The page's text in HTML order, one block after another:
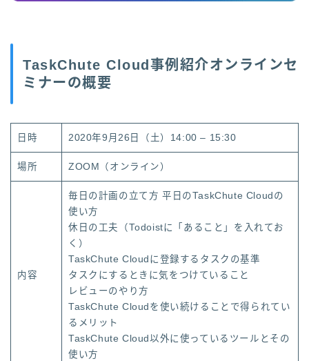
TaskChute Cloud事例紹介オンラインセ
ミナーの概要
日時 2020年9月26日（土）14:00 – 15:30
場所 ZOOM（オンライン）
内容
毎日の計画の立て方 平日のTaskChute Cloudの
使い方
休日の工夫（Todoistに「あること」を入れてお
く）
TaskChute Cloudに登録するタスクの基準
タスクにするときに気をつけていること
レビューのやり方
TaskChute Cloudを使い続けることで得られてい
るメリット
TaskChute Cloud以外に使っているツールとその
使い方